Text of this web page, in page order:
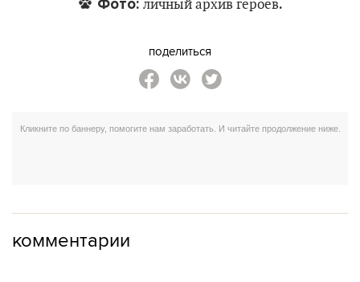
Фото: личный архив героев.
поделиться
комментарии